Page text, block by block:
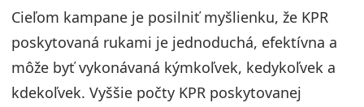
Cieľom kampane je posilniť myšlienku, že KPR
poskytovaná rukami je jednoduchá, efektívna a
môže byť vykonávaná kýmkoľvek, kedykoľvek a
kdekoľvek. Vyššie počty KPR poskytovanej